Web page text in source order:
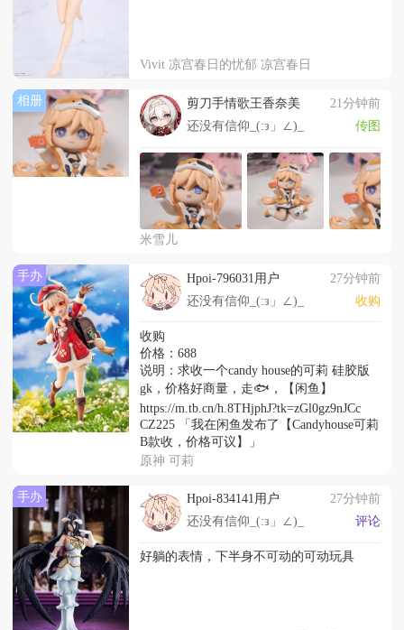
Vivit 凉宫春日的忧郁 凉宫春日
相册 剪刀手情歌王香奈美
21分钟前
还没有信仰_(:з」∠)_
传图
米雪儿
手办 Hpoi-796031用户
27分钟前
还没有信仰_(:з」∠)_
收购
收购
价格：688
说明：求收一个candy house的可莉 硅胶版
gk，价格好商量，走🐟，【闲鱼】
https://m.tb.cn/h.8THjphJ?tk=zGl0gz9nJCc
CZ225 「我在闲鱼发布了【Candyhouse可莉
B款收，价格可议】」
原神 可莉
手办 Hpoi-834141用户
27分钟前
还没有信仰_(:з」∠)_
评论
好躺的表情，下半身不可动的可动玩具